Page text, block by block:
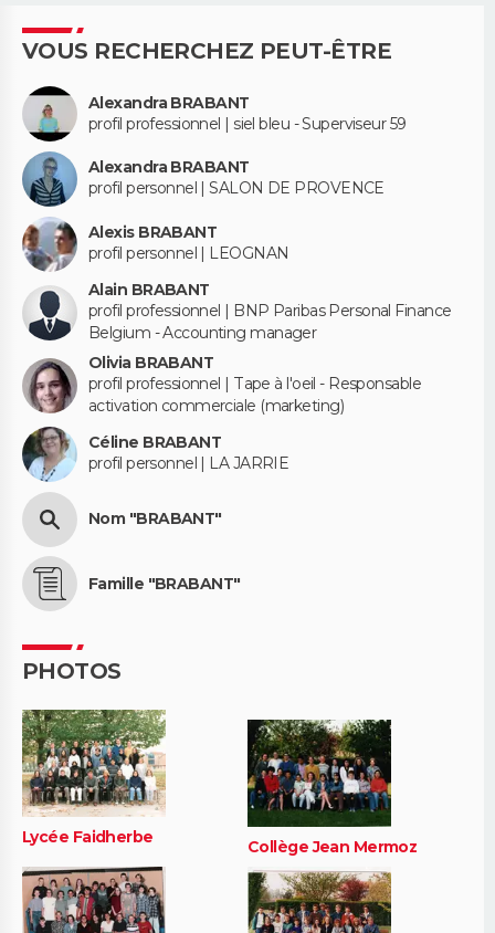
VOUS RECHERCHEZ PEUT-ÊTRE
Alexandra BRABANT
profil professionnel | siel bleu - Superviseur 59
Alexandra BRABANT
profil personnel | SALON DE PROVENCE
Alexis BRABANT
profil personnel | LEOGNAN
Alain BRABANT
profil professionnel | BNP Paribas Personal Finance
Belgium - Accounting manager
Olivia BRABANT
profil professionnel | Tape à l'oeil - Responsable
activation commerciale (marketing)
Céline BRABANT
profil personnel | LA JARRIE
Nom "BRABANT"
Famille "BRABANT"
PHOTOS
Lycée Faidherbe Collège Jean Mermoz